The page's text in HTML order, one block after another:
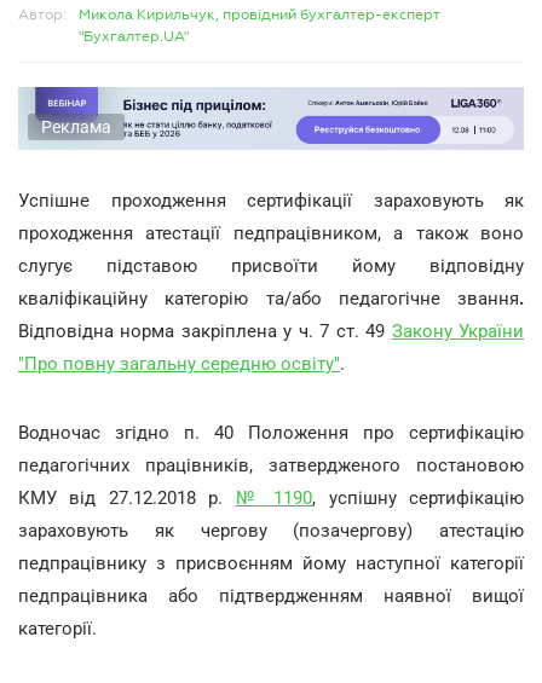
Автор:
Микола Кирильчук, провідний бухгалтер-експерт
"Бухгалтер.UA"
Реклама
Успішне проходження сертифікації зараховують як
проходження атестації педпрацівником, а також воно
слугує підставою присвоїти йому відповідну
кваліфікаційну категорію та/або педагогічне звання.
Відповідна норма закріплена у ч. 7 ст. 49 Закону України
"Про повну загальну середню освіту".
Водночас згідно п. 40 Положення про сертифікацію
педагогічних працівників, затвердженого постановою
КМУ від 27.12.2018 р. № 1190, успішну сертифікацію
зараховують як чергову (позачергову) атестацію
педпрацівнику з присвоєнням йому наступної категорії
педпрацівника або підтвердженням наявної вищої
категорії.